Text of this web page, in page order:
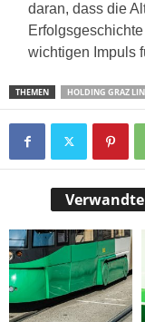
daran, dass die
wichtigen Impuls
THEMEN HOLDING GRAZ